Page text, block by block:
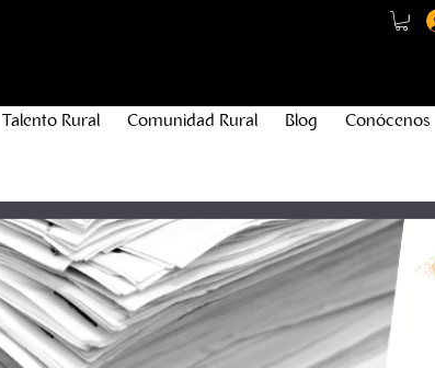
Talento Rural Comunidad Rural Blog Conócenos